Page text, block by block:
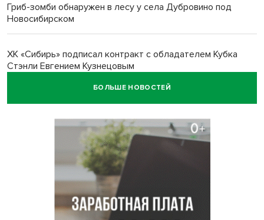
Гриб-зомби обнаружен в лесу у села Дубровино под
Новосибирском
ХК «Сибирь» подписал контракт с обладателем Кубка
Стэнли Евгением Кузнецовым
БОЛЬШЕ НОВОСТЕЙ